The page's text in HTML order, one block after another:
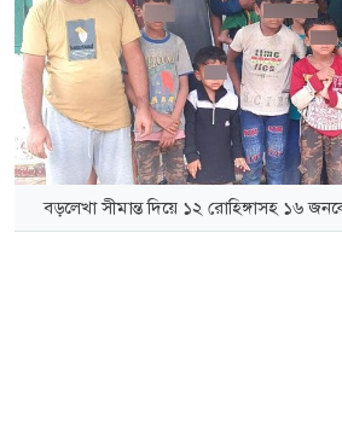
বড়লেখা সীমান্ত দিয়ে ১২ রোহিঙ্গাসহ ১৬